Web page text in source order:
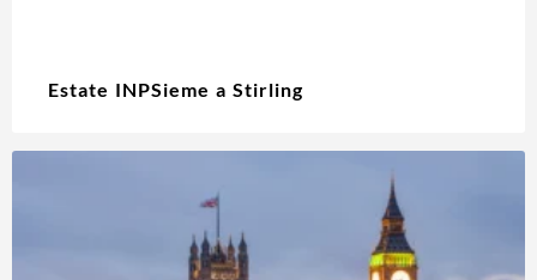
Estate INPSieme a Stirling